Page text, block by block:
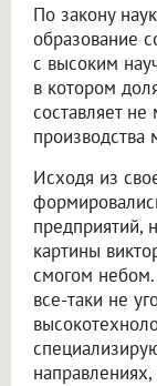
По закону
образование
с высоким
в котором
составляет
производства
Исходя из
предприятий,
картины
смогом небом.
все-таки не